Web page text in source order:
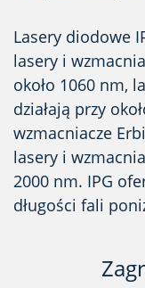
Lasery diodowe
lasery i
około 1060 nm,
działają przy
wzmacniacze
lasery i
2000 nm. IPG
długości fali